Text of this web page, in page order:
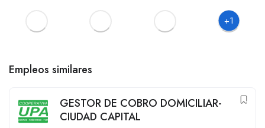
+1
Empleos similares
GESTOR DE COBRO DOMICILIAR-
CIUDAD CAPITAL